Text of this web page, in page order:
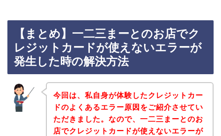
【まとめ】一二三まーとのお店でク
レジットカードが使えないエラーが
発生した時の解決方法
今回は、私自身が体験したクレジットカー
ドのよくあるエラー原因をご紹介させてい
ただきました。なので、一二三まーとのお
店でクレジットカードが使えないエラーが